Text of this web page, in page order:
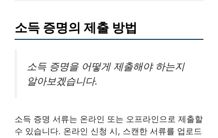
소득 증명의 제출 방법
소득 증명을 어떻게 제출해야 하는지
알아보겠습니다.
소득 증명 서류는 온라인 또는 오프라인으로 제출할
수 있습니다. 온라인 신청 시, 스캔한 서류를 업로드